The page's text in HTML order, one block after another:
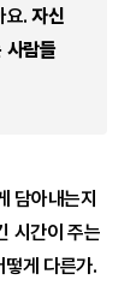
요.자신
사람들
담아내는지
시간이 주는
게 다른가.